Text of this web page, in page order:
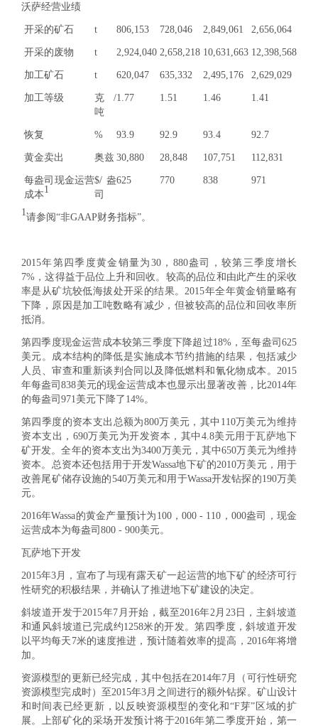
沃萨经营业绩
开采的矿石 t 806,153 728,046 2,849,061 2,656,064
开采的废物 t 2,924,040 2,658,218 10,631,663 12,398,568
加工矿石 t 620,047 635,332 2,495,176 2,629,029
加工等级
克/
吨
1.77 1.51 1.46 1.41
恢复 % 93.9 92.9 93.4 92.7
黄金卖出 奥兹 30,880 28,848 107,751 112,831
每盎司现金运营
成本1
$/盎
司
625 770 838 971
1 请参阅“非GAAP财务指标”。
2015年第四季度黄金销量为30，880盎司，较第三季度增长
7%，这得益于品位上升和回收。较高的品位和由此产生的采收
率是从矿坑较低海拔处开采的结果。2015年全年黄金销量略有
下降，原因是加工吨数略有减少，但被较高的品位和回收率所
抵消。
第四季度现金运营成本较第三季度下降超过18%，至每盎司625
美元。成本结构的降低是实施成本节约措施的结果，包括减少
人员、审查和重新谈判合同以及降低燃料和氰化物成本。2015
年每盎司838美元的现金运营成本也显示出显著改善，比2014年
的每盎司971美元下降了14%。
第四季度的资本支出总额为800万美元，其中110万美元为维持
资本支出，690万美元为开发资本，其中4.8美元用于瓦萨地下
矿开发。全年的资本支出为3400万美元，其中650万美元为维持
资本。总资本还包括用于开发Wassa地下矿的2010万美元，用于
改善尾矿储存设施的540万美元和用于Wassa开发钻探的190万美
元。
2016年Wassa的黄金产量预计为100，000 - 110，000盎司，现金
运营成本为每盎司800 - 900美元。
瓦萨地下开发
2015年3月，宣布了与现有露天矿一起运营的地下矿的经济可行
性研究的积极结果，并确认了推进地下矿建设的决定。
斜坡道开发于2015年7月开始，截至2016年2月23日，主斜坡道
和通风斜坡道已完成约1258米的开发。第四季度，斜坡道开发
以平均每天7米的速度推进，预计随着效率的提高，2016年将增
加。
资源模型的更新已经完成，其中包括在2014年7月（可行性研究
资源模型完成时）至2015年3月之间进行的额外钻探。矿山设计
和时间表已经更新，以反映资源模型的变化和“F芽”区域的扩
展。上部矿化的采场开发预计将于2016年第二季度开始，第一